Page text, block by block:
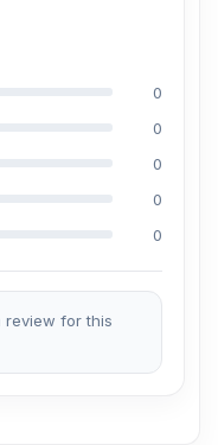
0
0
0
0
0
review for this